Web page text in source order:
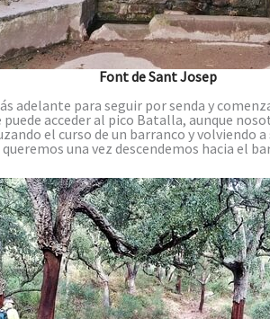
Font de Sant Josep
adelante para seguir por senda y
puede acceder al pico Batalla, aunque
el curso de un barranco y volviendo
una vez descendemos hacia el